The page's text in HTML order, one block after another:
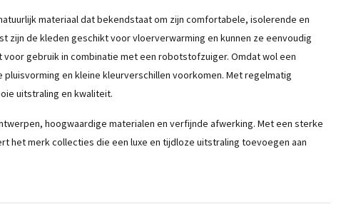
materiaal dat bekendstaat om zijn comfortabele, isolerende en
zijn de kleden geschikt voor vloerverwarming en kunnen ze eenvoudig
gebruik in combinatie met een robotstofzuiger. Omdat wol een
en kleine kleurverschillen voorkomen. Met regelmatig
uitstraling en kwaliteit.
hoogwaardige materialen en verfijnde afwerking. Met een sterke
het merk collecties die een luxe en tijdloze uitstraling toevoegen aan